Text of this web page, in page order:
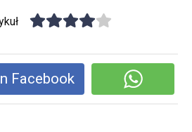
Facebook